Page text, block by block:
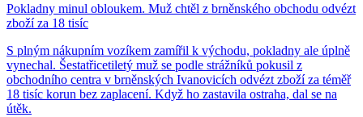
Pokladny minul obloukem. Muž chtěl z brněnského obchodu odvézt
zboží za 18 tisíc
S plným nákupním vozíkem zamířil k východu, pokladny ale úplně
vynechal. Šestatřicetiletý muž se podle strážníků pokusil z
obchodního centra v brněnských Ivanovicích odvézt zboží za téměř
18 tisíc korun bez zaplacení. Když ho zastavila ostraha, dal se na
útěk.